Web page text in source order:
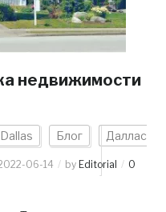
недвижимости
Блог Даллас
06-14 by Editorial
0